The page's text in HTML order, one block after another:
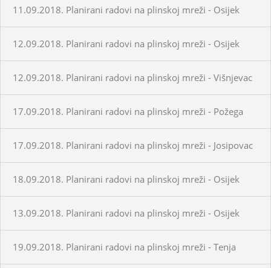
11.09.2018. Planirani radovi na plinskoj mreži - Osijek
12.09.2018. Planirani radovi na plinskoj mreži - Osijek
12.09.2018. Planirani radovi na plinskoj mreži - Višnjevac
17.09.2018. Planirani radovi na plinskoj mreži - Požega
17.09.2018. Planirani radovi na plinskoj mreži - Josipovac
18.09.2018. Planirani radovi na plinskoj mreži - Osijek
13.09.2018. Planirani radovi na plinskoj mreži - Osijek
19.09.2018. Planirani radovi na plinskoj mreži - Tenja